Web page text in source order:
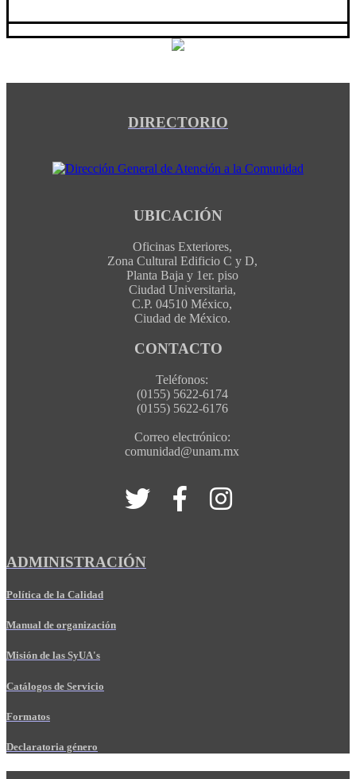
DIRECTORIO
UBICACIÓN
Oficinas Exteriores,
Zona Cultural Edificio C y D,
Planta Baja y 1er. piso
Ciudad Universitaria,
C.P. 04510 México,
Ciudad de México.
CONTACTO
Teléfonos:
(0155) 5622-6174
(0155) 5622-6176
Correo electrónico:
comunidad@unam.mx
ADMINISTRACIÓN
Política de la Calidad
Manual de organización
Misión de las SyUA's
Catálogos de Servicio
Formatos
Declaratoria género